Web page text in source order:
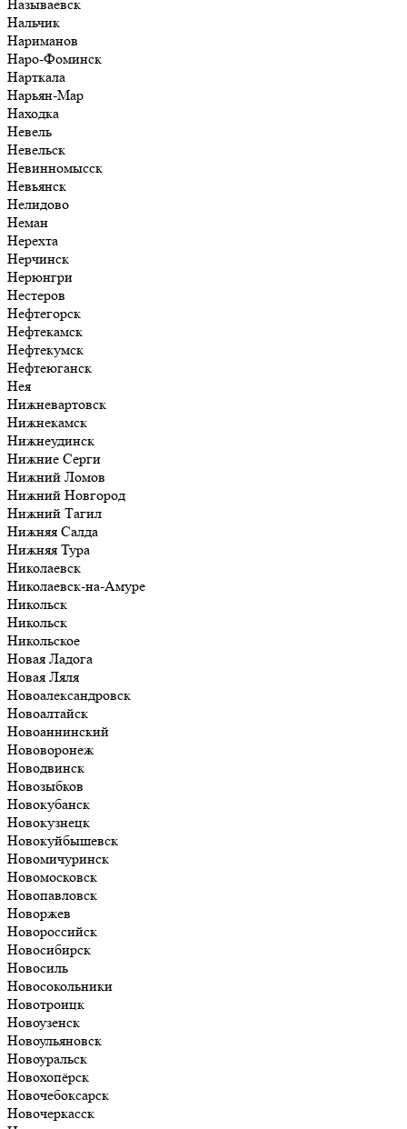
Называевск
Нальчик
Нариманов
Наро-Фоминск
Нарткала
Нарьян-Мар
Находка
Невель
Невельск
Невинномысск
Невьянск
Нелидово
Неман
Нерехта
Нерчинск
Нерюнгри
Нестеров
Нефтегорск
Нефтекамск
Нефтекумск
Нефтеюганск
Нея
Нижневартовск
Нижнекамск
Нижнеудинск
Нижние Серги
Нижний Ломов
Нижний Новгород
Нижний Тагил
Нижняя Салда
Нижняя Тура
Николаевск
Николаевск-на-Амуре
Никольск
Никольск
Никольское
Новая Ладога
Новая Ляля
Новоалександровск
Новоалтайск
Новоаннинский
Нововоронеж
Новодвинск
Новозыбков
Новокубанск
Новокузнецк
Новокуйбышевск
Новомичуринск
Новомосковск
Новопавловск
Новоржев
Новороссийск
Новосибирск
Новосиль
Новосокольники
Новотроицк
Новоузенск
Новоульяновск
Новоуральск
Новохопёрск
Новочебоксарск
Новочеркасск